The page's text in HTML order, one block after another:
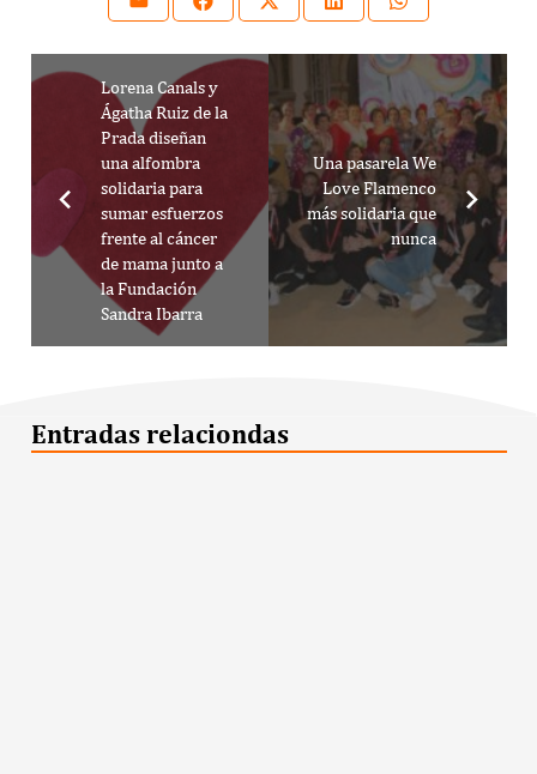
Lorena Canals y
Ágatha Ruiz de la
Prada diseñan
una alfombra
solidaria para
sumar esfuerzos
frente al cáncer
de mama junto a
la Fundación
Sandra Ibarra
Una pasarela We
Love Flamenco
más solidaria que
nunca
Entradas relaciondas